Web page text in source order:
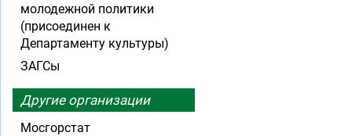
молодежной политики
(присоединен к
Департаменту культуры)
ЗАГСы
Другие организации
Мосгорстат